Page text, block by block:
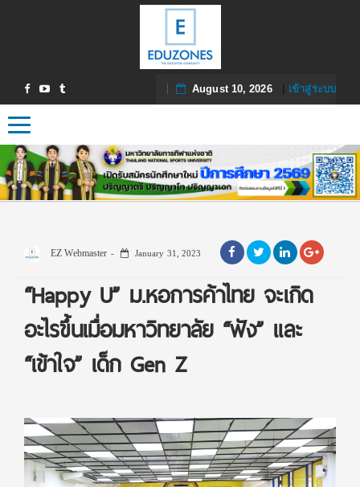
August 10, 2026| เข้าสู่ระบบ
Toggle navigation
EZ Webmaster January 31, 2023
“Happy U” ม.หอการค้าไทย จะเกิด
อะไรขึ้นเมื่อมหาวิทยาลัย “ฟัง” และ
“เข้าใจ” เด็ก Gen Z